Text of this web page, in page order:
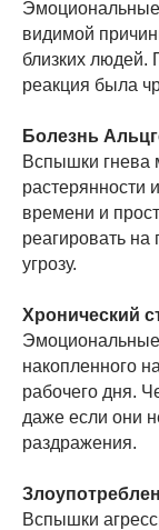
Эмоциональные
видимой
близких людей.
реакция была
Болезнь
Вспышки гнева
растерянности
времени и
реагировать
угрозу.
Хронический
Эмоциональные
накопленного
рабочего дня.
даже если они
раздражения.
Вспышки